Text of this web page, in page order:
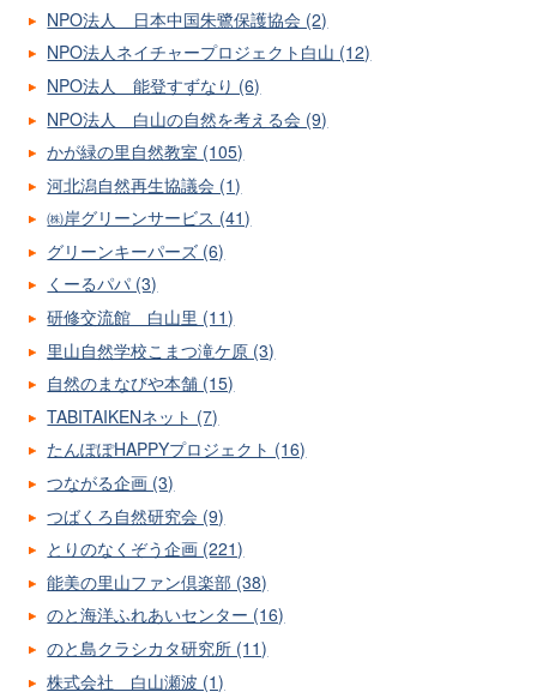
NPO法人 日本中国朱鷺保護協会 (2)
NPO法人ネイチャープロジェクト白山 (12)
NPO法人 能登すずなり (6)
NPO法人 白山の自然を考える会 (9)
かが緑の里自然教室 (105)
河北潟自然再生協議会 (1)
㈱岸グリーンサービス (41)
グリーンキーパーズ (6)
くーるパパ (3)
研修交流館 白山里 (11)
里山自然学校こまつ滝ケ原 (3)
自然のまなびや本舗 (15)
TABITAIKENネット (7)
たんぽぽHAPPYプロジェクト (16)
つながる企画 (3)
つばくろ自然研究会 (9)
とりのなくぞう企画 (221)
能美の里山ファン倶楽部 (38)
のと海洋ふれあいセンター (16)
のと島クラシカタ研究所 (11)
株式会社 白山瀬波 (1)